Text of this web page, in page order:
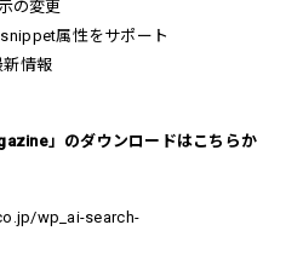
の変更
属性をサポート
新情報
」のダウンロードはこちらか
wp_ai-search-